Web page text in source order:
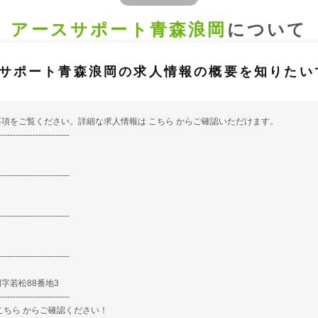
アースサポート青森浪岡 について
ポート青森浪岡の求人情報の概要を知りたい
をご覧ください。詳細な求人情報は こちら からご確認いただけます。
若松88番地3
ちら からご確認ください！